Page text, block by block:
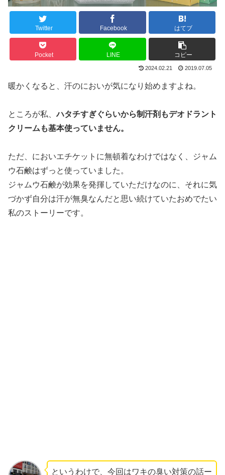
Twitter Facebook はてブ
Pocket LINE コピー
2024.02.21 2019.07.05
暖かくなると、汗のにおいが気になり始めますよね。
ところが私、ハタチすぎぐらいから制汗剤もデオドラント
クリームも基本使っていません。
ただ、においエチケットに無頓着なわけではなく、ジャム
ウ石鹸はずっと使っていました。
ジャムウ石鹸が効果を発揮していただけなのに、それに気
づかず自分は汗が無臭なんだと思い続けていたおめでたい
私のストーリーです。
というわけで、今回はワキの臭い対策の話ー